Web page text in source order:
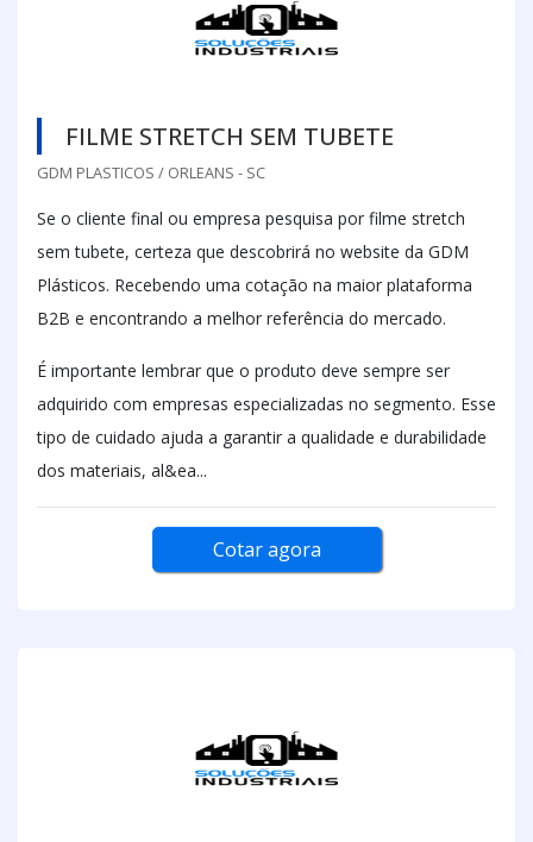
FILME STRETCH SEM TUBETE
GDM PLASTICOS / ORLEANS - SC
Se o cliente final ou empresa pesquisa por filme stretch
sem tubete, certeza que descobrirá no website da GDM
Plásticos. Recebendo uma cotação na maior plataforma
B2B e encontrando a melhor referência do mercado.
É importante lembrar que o produto deve sempre ser
adquirido com empresas especializadas no segmento. Esse
tipo de cuidado ajuda a garantir a qualidade e durabilidade
dos materiais, al&ea...
Cotar agora